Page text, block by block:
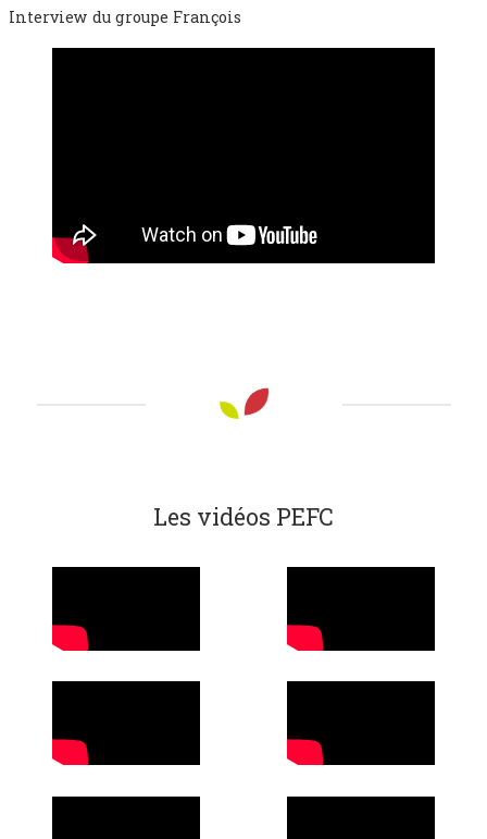
Interview du groupe François
Les vidéos PEFC